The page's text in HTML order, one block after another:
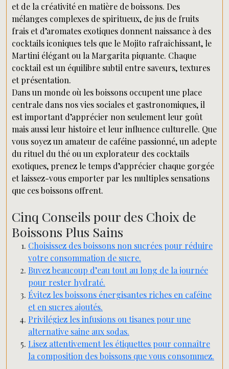
et de la créativité en matière de boissons. Des
mélanges complexes de spiritueux, de jus de fruits
frais et d’aromates exotiques donnent naissance à des
cocktails iconiques tels que le Mojito rafraîchissant, le
Martini élégant ou la Margarita piquante. Chaque
cocktail est un équilibre subtil entre saveurs, textures
et présentation.
Dans un monde où les boissons occupent une place
centrale dans nos vies sociales et gastronomiques, il
est important d’apprécier non seulement leur goût
mais aussi leur histoire et leur influence culturelle. Que
vous soyez un amateur de caféine passionné, un adepte
du rituel du thé ou un explorateur des cocktails
exotiques, prenez le temps d’apprécier chaque gorgée
et laissez-vous emporter par les multiples sensations
que ces boissons offrent.
Cinq Conseils pour des Choix de
Boissons Plus Sains
Choisissez des boissons non sucrées pour réduire
votre consommation de sucre.
Buvez beaucoup d’eau tout au long de la journée
pour rester hydraté.
Évitez les boissons énergisantes riches en caféine
et en sucres ajoutés.
Privilégiez les infusions ou tisanes pour une
alternative saine aux sodas.
Lisez attentivement les étiquettes pour connaître
la composition des boissons que vous consommez.